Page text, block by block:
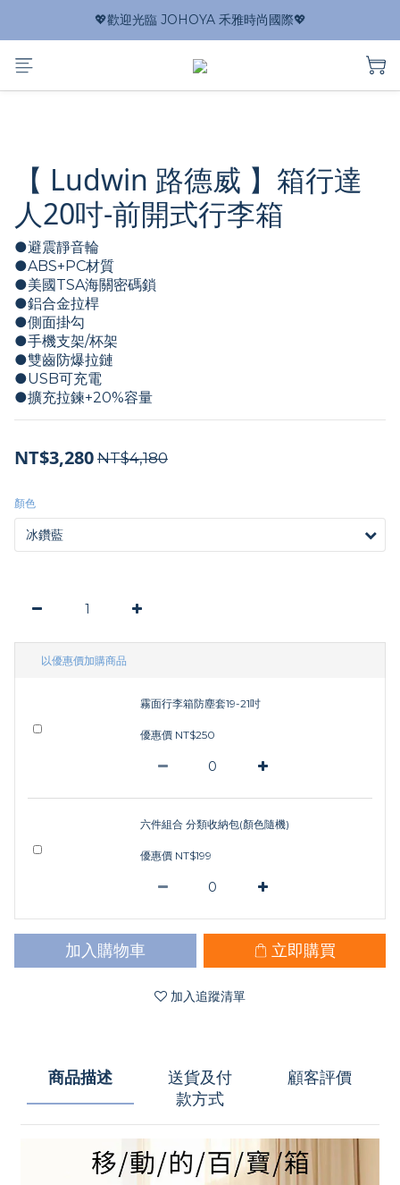
💖歡迎光臨 JOHOYA 禾雅時尚國際💖
【 Ludwin 路德威 】箱行達
人20吋-前開式行李箱
●避震靜音輪
●ABS+PC材質
●美國TSA海關密碼鎖
●鋁合金拉桿
●側面掛勾
●手機支架/杯架
●雙齒防爆拉鏈
●USB可充電
●擴充拉鍊+20%容量
NT$3,280 NT$4,180
顏色
以優惠價加購商品
霧面行李箱防塵套19-21吋
優惠價 NT$250
六件組合 分類收納包(顏色隨機)
優惠價 NT$199
加入購物車 立即購買
加入追蹤清單
商品描述
送貨及付
款方式
顧客評價